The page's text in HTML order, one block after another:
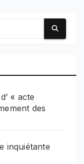
« acte
des
inquiétante